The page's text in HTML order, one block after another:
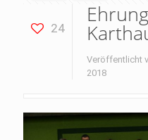
24
Veröffentlicht
2018